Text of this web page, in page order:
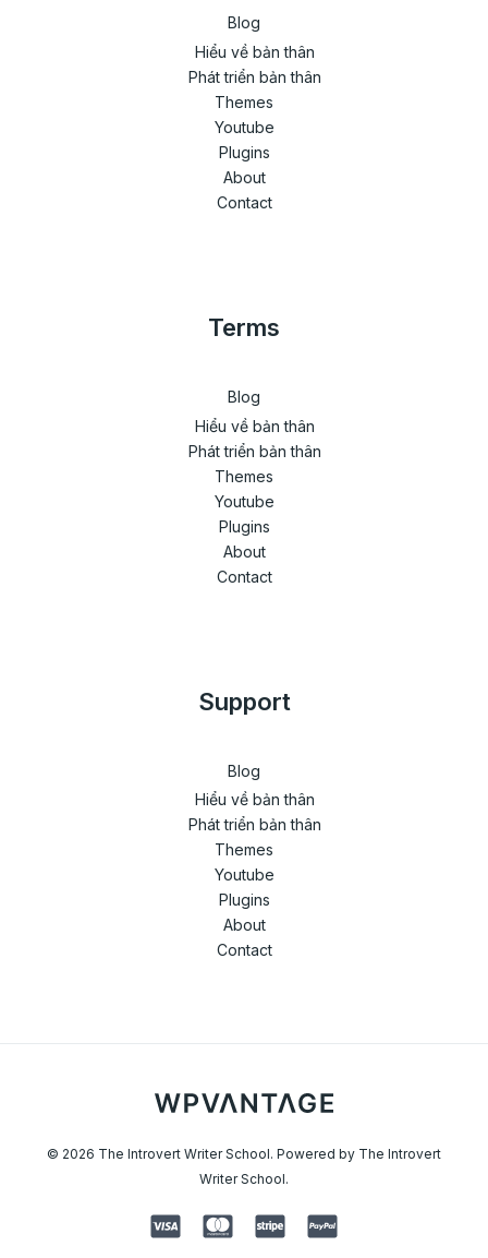
Blog
Hiểu về bản thân
Phát triển bản thân
Themes
Youtube
Plugins
About
Contact
Terms
Blog
Hiểu về bản thân
Phát triển bản thân
Themes
Youtube
Plugins
About
Contact
Support
Blog
Hiểu về bản thân
Phát triển bản thân
Themes
Youtube
Plugins
About
Contact
© 2026 The Introvert Writer School. Powered by The Introvert
Writer School.